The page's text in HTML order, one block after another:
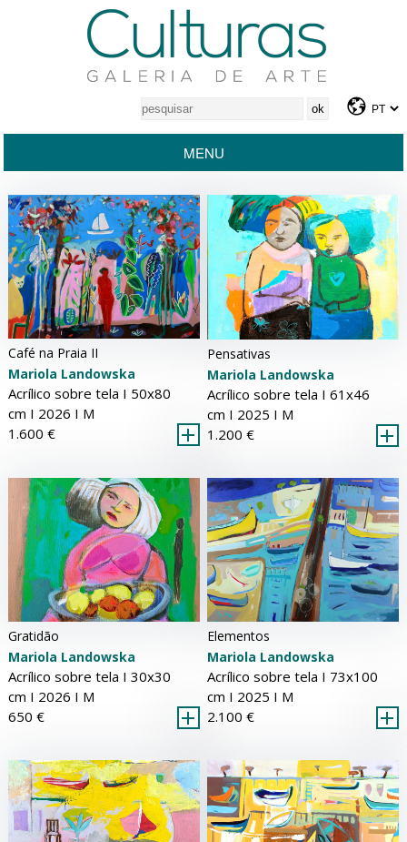
MENU
Café na Praia II
Mariola Landowska
Acrílico sobre tela Ι 50x80
cm Ι 2026 Ι M
1.600 €
Pensativas
Mariola Landowska
Acrílico sobre tela Ι 61x46
cm Ι 2025 Ι M
1.200 €
Gratidão
Mariola Landowska
Acrílico sobre tela Ι 30x30
cm Ι 2026 Ι M
650 €
Elementos
Mariola Landowska
Acrílico sobre tela Ι 73x100
cm Ι 2025 Ι M
2.100 €